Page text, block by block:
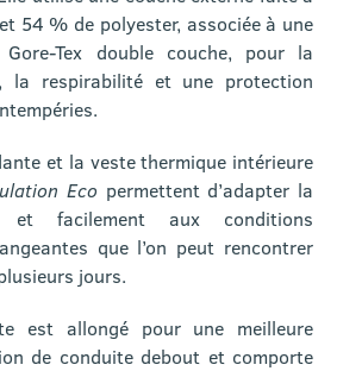
54 % de polyester, associée à une
Gore-Tex double couche, pour la
la respirabilité et une protection
et la veste thermique intérieure
Eco permettent d’adapter la
et facilement aux conditions
que l’on peut rencontrer
jours.
est allongé pour une meilleure
de conduite debout et comporte